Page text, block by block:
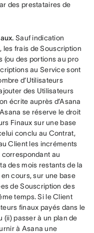
des prestataires de
Sauf indication
les frais de Souscription
(ou des portions au pro
au Service sont
d’Utilisateurs
des Utilisateurs
écrite auprès d’Asana
se réserve le droit
Finaux sur une base
conclu au Contrat,
Client les incréments
correspondant au
des mois restants de la
cours, sur une base
de Souscription des
temps. Si le Client
finaux payés dans le
(ii) passer à un plan de
à Asana une